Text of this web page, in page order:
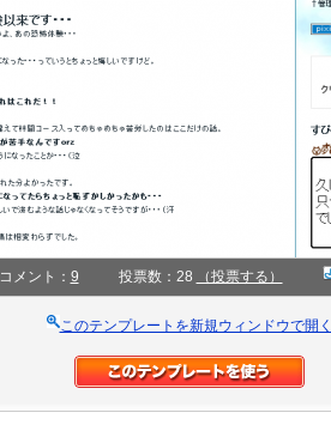
コメント： 9 投票数：28 （投票する）
このテンプレートを新規ウィンドウで開